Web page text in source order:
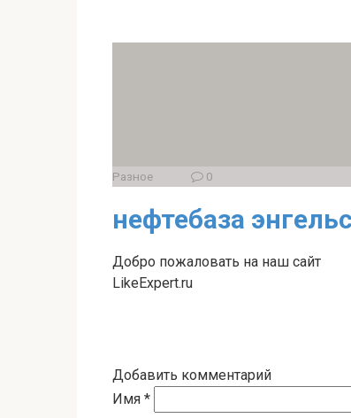
Разное 0
нефтебаза энгельс
Добро пожаловать на наш сайт
LikeExpert.ru
Добавить комментарий
Имя *